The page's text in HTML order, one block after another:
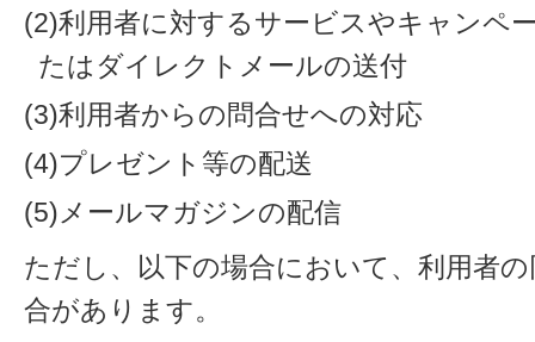
(2)利用者に対するサービスやキャンペ
たはダイレクトメールの送付
(3)利用者からの問合せへの対応
(4)プレゼント等の配送
(5)メールマガジンの配信
ただし、以下の場合において、利用者
合があります。